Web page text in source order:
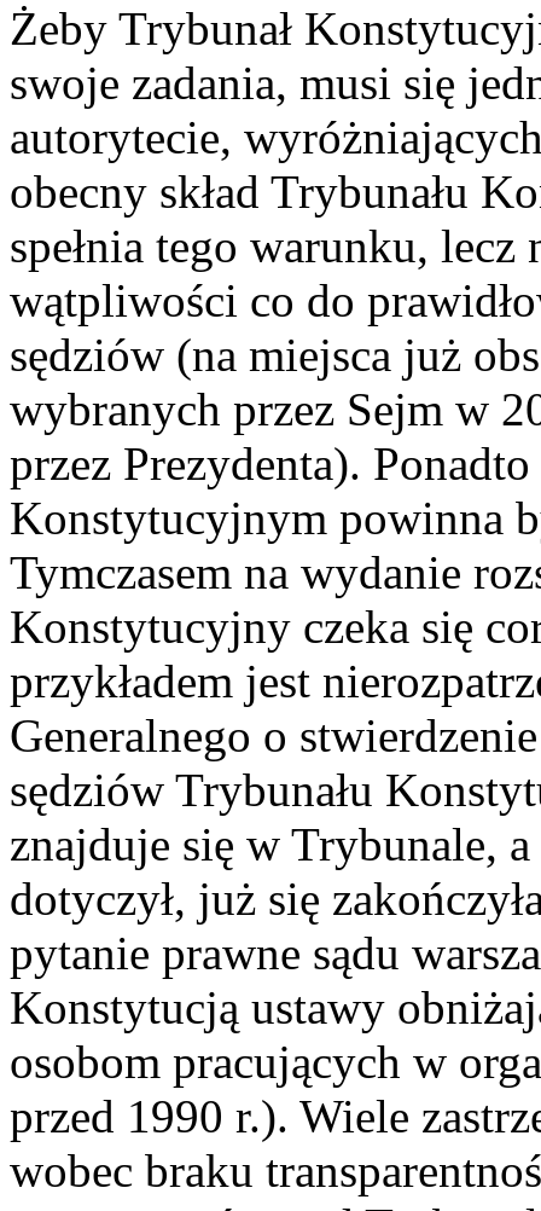
Żeby Trybunał
swoje zadania, musi się
autorytecie,
obecny skład Trybunału
spełnia tego warunku,
wątpliwości co do
sędziów (na miejsca już
wybranych przez Sejm w
przez Prezydenta).
Konstytucyjnym powinna
Tymczasem na wydanie
Konstytucyjny czeka się
przykładem jest
Generalnego o
sędziów Trybunału
znajduje się w Trybunale,
dotyczył, już się
pytanie prawne sądu
Konstytucją ustawy
osobom pracujących w
przed 1990 r.). Wiele
wobec braku